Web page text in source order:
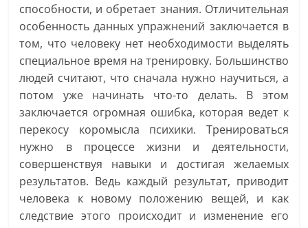
способности, и обретает знания. Отличительная
особенность данных упражнений заключается в
том, что человеку нет необходимости выделять
специальное время на тренировку. Большинство
людей считают, что сначала нужно научиться, а
потом уже начинать что-то делать. В этом
заключается огромная ошибка, которая ведет к
перекосу коромысла психики. Тренироваться
нужно в процессе жизни и деятельности,
совершенствуя навыки и достигая желаемых
результатов. Ведь каждый результат, приводит
человека к новому положению вещей, и как
следствие этого происходит и изменение его